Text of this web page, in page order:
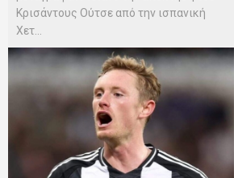
Κρισάντους Ούτσε από την ισπανική
Χετ...